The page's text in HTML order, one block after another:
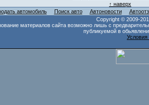
↑ наверх
автомобиль Поиск авто Автоновости
Copyright © 2009-
материалов сайта возможно лишь с
публикуемой в
Условия